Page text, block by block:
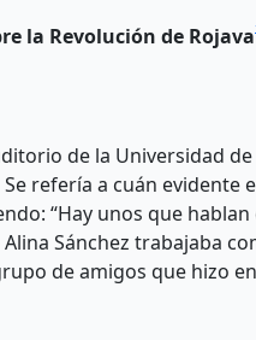
la Revolución de Rojava
de la Universidad
Se refería a cuán
“Hay unos que
Sánchez trabajaba
de amigos que hizo